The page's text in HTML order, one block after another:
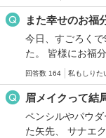
また幸せのお福
今日、すごろく
た。 皆様にお福
回答数 164 私もしりた
眉メイクって結
ペンシルやパウ
た矢先、 サナエ